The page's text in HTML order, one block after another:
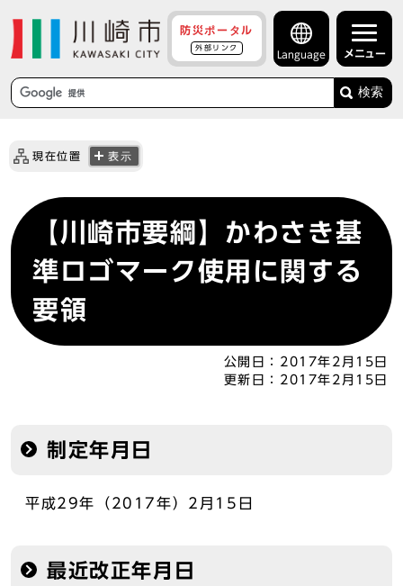
防災ポータル
外部リンク
Language メニュー
検索
現在位置 表示
【川崎市要綱】かわさき基
準ロゴマーク使用に関する
要領
公開日： 2017年2月15日
更新日： 2017年2月15日
制定年月日
平成29年（2017年）2月15日
最近改正年月日